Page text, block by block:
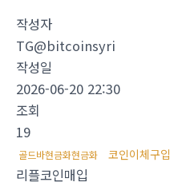
작성자
TG@bitcoinsyri
작성일
2026-06-20 22:30
조회
19
골드바현금화현금화 코인이체구입
리플코인매입